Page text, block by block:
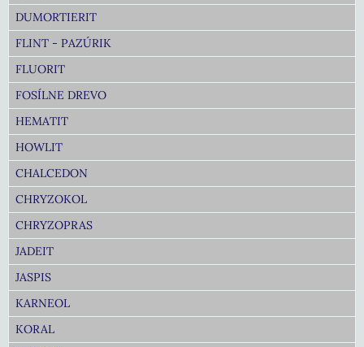
DUMORTIERIT
FLINT - PAZÚRIK
FLUORIT
FOSÍLNE DREVO
HEMATIT
HOWLIT
CHALCEDON
CHRYZOKOL
CHRYZOPRAS
JADEIT
JASPIS
KARNEOL
KORAL